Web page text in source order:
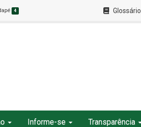
4 Glossário
Informe-se Transparência